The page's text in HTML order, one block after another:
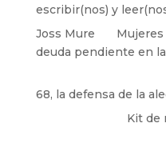
escribir(nos) y
Joss Mure
deuda pendiente en
68, la defensa de la
Kit de